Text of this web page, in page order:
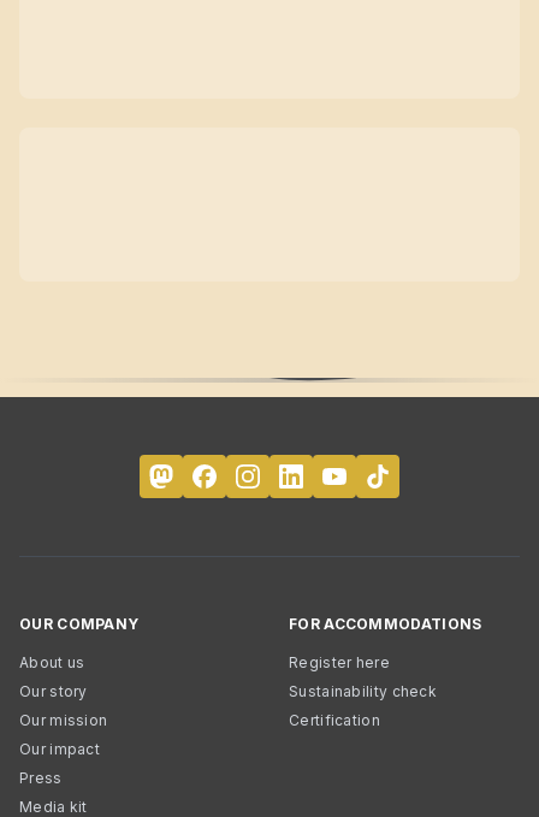
OUR COMPANY
About us
Our story
Our mission
Our impact
Press
Media kit
FOR ACCOMMODATIONS
Register here
Sustainability check
Certification